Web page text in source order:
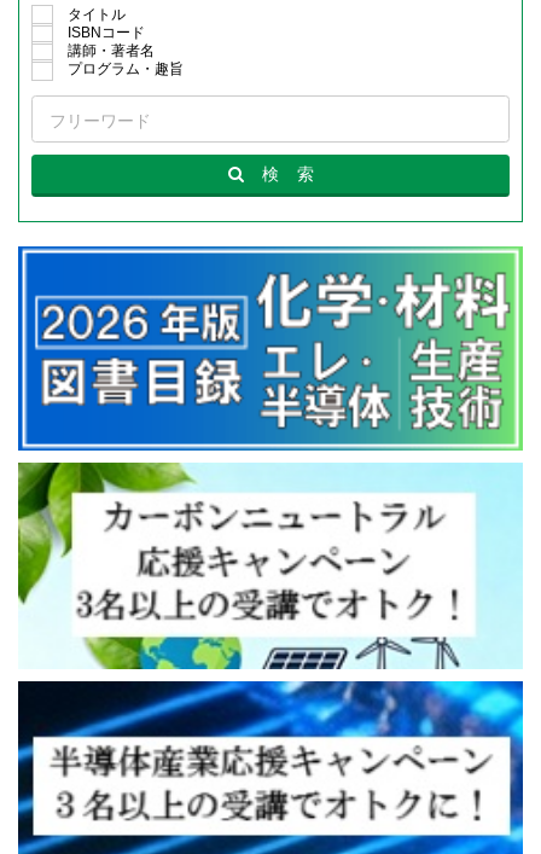
タイトル
ISBNコード
講師・著者名
プログラム・趣旨
検 索